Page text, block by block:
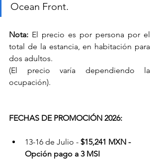
Ocean Front.
Nota: El precio es por persona por el
total de la estancia, en habitación para
dos adultos.
(El precio varía dependiendo la
ocupación).
FECHAS DE PROMOCIÓN 2026:
13-16 de Julio - $15,241 MXN -
Opción pago a 3 MSI